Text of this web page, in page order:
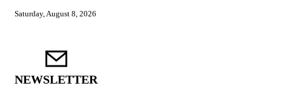
Saturday, August 8, 2026
NEWSLETTER